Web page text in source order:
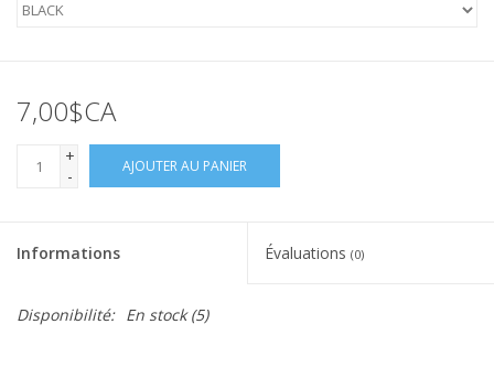
7,00$CA
+
-
AJOUTER AU PANIER
Informations Évaluations (0)
Disponibilité: En stock(5)